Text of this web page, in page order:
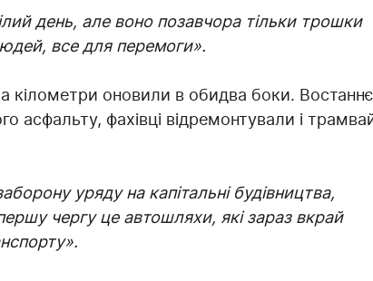
день, але воно позавчора тільки трошки
все для перемоги».
кілометри оновили в обидва боки. Востаннє
фахівці відремонтували і
уряду на капітальні будівництва,
чергу це автошляхи, які зараз вкрай